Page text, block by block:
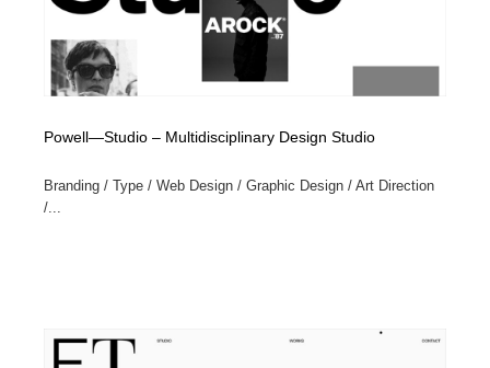
Powell—Studio – Multidisciplinary Design Studio
Branding / Type / Web Design / Graphic Design / Art Direction
/...